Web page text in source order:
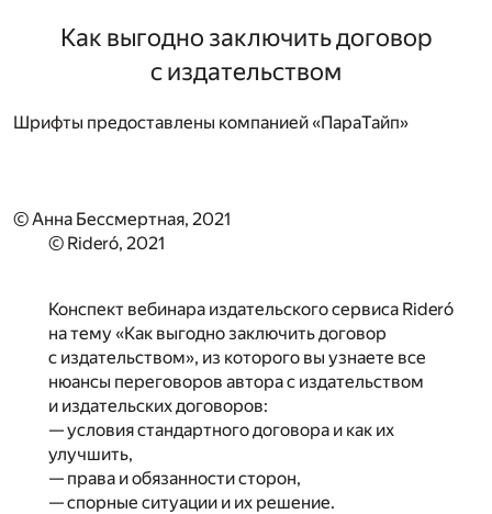
Как выгодно заключить договор
с издательством
Шрифты предоставлены компанией «ПараТайп»
© Анна Бессмертная, 2021
© Rideró, 2021
Конспект вебинара издательского сервиса Rideró
на тему «Как выгодно заключить договор
с издательством», из которого вы узнаете все
нюансы переговоров автора с издательством
и издательских договоров:
— условия стандартного договора и как их
улучшить,
— права и обязанности сторон,
— спорные ситуации и их решение.